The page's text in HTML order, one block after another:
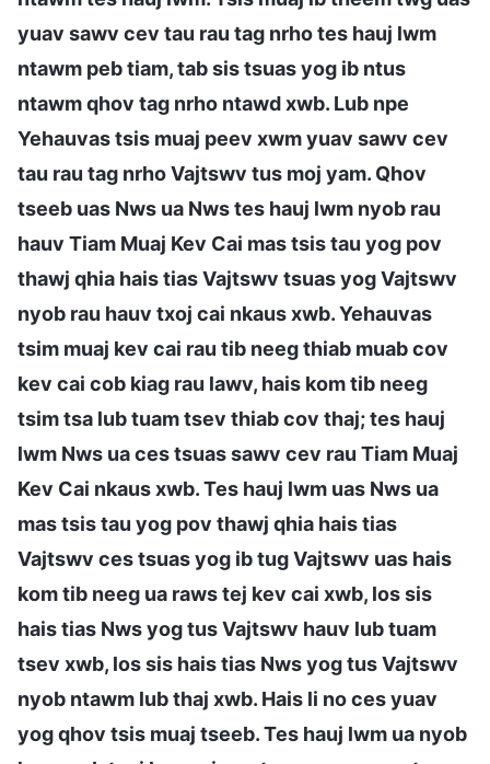
yuav sawv cev tau rau tag nrho tes hauj lwm
ntawm peb tiam, tab sis tsuas yog ib ntus
ntawm qhov tag nrho ntawd xwb. Lub npe
Yehauvas tsis muaj peev xwm yuav sawv cev
tau rau tag nrho Vajtswv tus moj yam. Qhov
tseeb uas Nws ua Nws tes hauj lwm nyob rau
hauv Tiam Muaj Kev Cai mas tsis tau yog pov
thawj qhia hais tias Vajtswv tsuas yog Vajtswv
nyob rau hauv txoj cai nkaus xwb. Yehauvas
tsim muaj kev cai rau tib neeg thiab muab cov
kev cai cob kiag rau lawv, hais kom tib neeg
tsim tsa lub tuam tsev thiab cov thaj; tes hauj
lwm Nws ua ces tsuas sawv cev rau Tiam Muaj
Kev Cai nkaus xwb. Tes hauj lwm uas Nws ua
mas tsis tau yog pov thawj qhia hais tias
Vajtswv ces tsuas yog ib tug Vajtswv uas hais
kom tib neeg ua raws tej kev cai xwb, los sis
hais tias Nws yog tus Vajtswv hauv lub tuam
tsev xwb, los sis hais tias Nws yog tus Vajtswv
nyob ntawm lub thaj xwb. Hais li no ces yuav
yog qhov tsis muaj tseeb. Tes hauj lwm ua nyob